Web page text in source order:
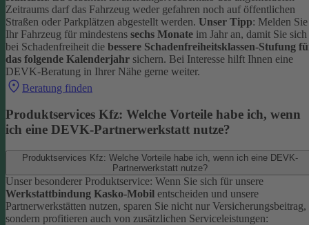
Zeitraums darf das Fahrzeug weder gefahren noch auf öffentlichen
Straßen oder Parkplätzen abgestellt werden. Unser Tipp: Melden Sie
Ihr Fahrzeug für mindestens sechs Monate im Jahr an, damit Sie sich
bei Schadenfreiheit die bessere Schadenfreiheitsklassen-Stufung
das folgende Kalenderjahr sichern. Bei Interesse hilft Ihnen eine
DEVK-Beratung in Ihrer Nähe gerne weiter.
Beratung finden
Produktservices Kfz: Welche Vorteile habe ich, wenn
ich eine DEVK-Partnerwerkstatt nutze?
Produktservices Kfz: Welche Vorteile habe ich, wenn ich eine DEVK-
Partnerwerkstatt nutze?
Unser besonderer Produktservice: Wenn Sie sich für unsere
Werkstattbindung Kasko-Mobil entscheiden und unsere
Partnerwerkstätten nutzen, sparen Sie nicht nur Versicherungsbeitrag,
sondern profitieren auch von zusätzlichen Serviceleistungen: